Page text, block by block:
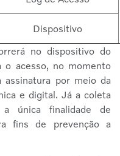
Dispositivo
no dispositivo do
o acesso, no momento
assinatura por meio da
e digital. Já a coleta
única finalidade de
fins de prevenção a